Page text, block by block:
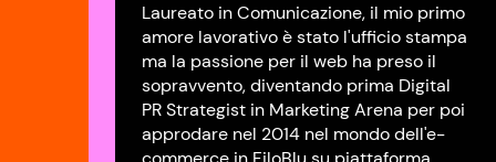
Laureato in Comunicazione, il mio primo
amore lavorativo è stato l'ufficio stampa
ma la passione per il web ha preso il
sopravvento, diventando prima Digital
PR Strategist in Marketing Arena per poi
approdare nel 2014 nel mondo dell'e-